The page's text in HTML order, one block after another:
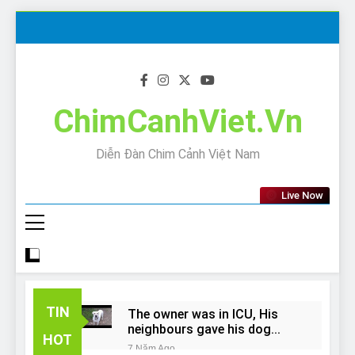
ChimCanhViet.Vn
Diễn Đàn Chim Cảnh Việt Nam
Live Now
TIN
HOT
The owner was in ICU, His
neighbours gave his dog
away!
7 Năm Ago